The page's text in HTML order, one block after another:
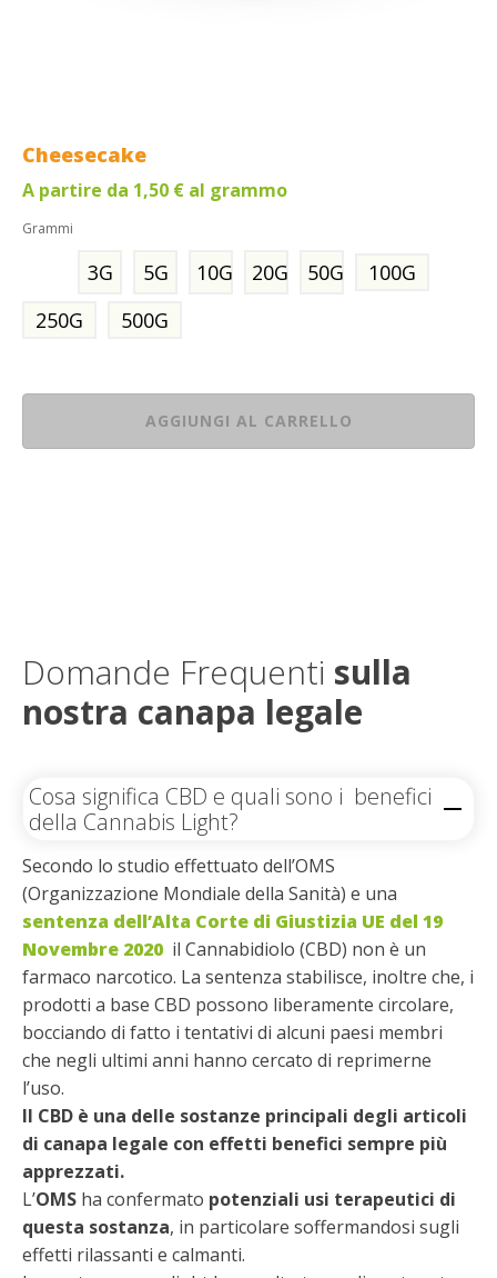
Cheesecake
A partire da 1,50 € al grammo
Grammi
3G 5G 10G 20G 50G
100G
250G
500G
AGGIUNGI AL CARRELLO
Domande Frequenti sulla
nostra canapa legale
Cosa significa CBD e quali sono i benefici
della Cannabis Light?
Secondo lo studio effettuato dell’OMS
(Organizzazione Mondiale della Sanità) e una
sentenza dell’Alta Corte di Giustizia UE del 19
Novembre 2020 il Cannabidiolo (CBD) non è un
farmaco narcotico. La sentenza stabilisce, inoltre che, i
prodotti a base CBD possono liberamente circolare,
bocciando di fatto i tentativi di alcuni paesi membri
che negli ultimi anni hanno cercato di reprimerne
l’uso.
Il CBD è una delle sostanze principali degli articoli
di canapa legale con effetti benefici sempre più
apprezzati.
L’OMS ha confermato potenziali usi terapeutici di
questa sostanza, in particolare soffermandosi sugli
effetti rilassanti e calmanti.